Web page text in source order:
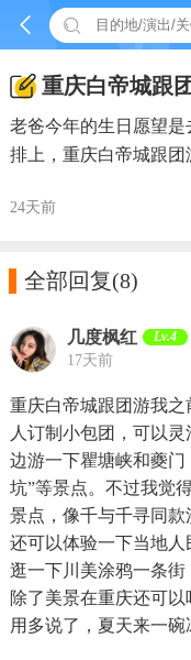
 
重庆白帝城跟
老爸今年的生日愿望
排上，重庆白帝城跟团
24天前
全部回复(8)
几度枫红 Lv.4
17天前
重庆白帝城跟团游我之
人订制小包团，可以
边游一下瞿塘峡和夔门
坑”等景点。不过我觉
景点，像千与千寻同
还可以体验一下当地
逛一下川美涂鸦一条街
除了美景在重庆还可
用多说了，夏天来一碗